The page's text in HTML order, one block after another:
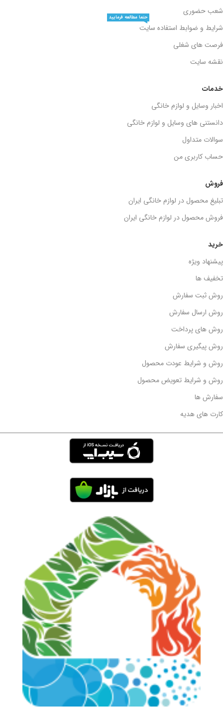
خرید
پیشنهاد ویژه
تخفیف ها
روش ثبت سفارش
روش ارسال سفارش
روش های پرداخت
روش پیگیری سفارش
روش و شرایط عودت محصول
روش و شرایط تعویض محصول
سفارش ها
کارت های هدیه
فروش
تبلیغ محصول در لوازم خانگی ایران
فروش محصول در لوازم خانگی ایران
خدمات
اخبار وسایل و لوازم خانگی
دانستنی های وسایل و لوازم خانگی
سوالات متداول
حساب کاربری من
شعب حضوری
شرایط و ضوابط استفاده سایت
حتما مطالعه فرمایید
فرصت های شغلی
نقشه سایت